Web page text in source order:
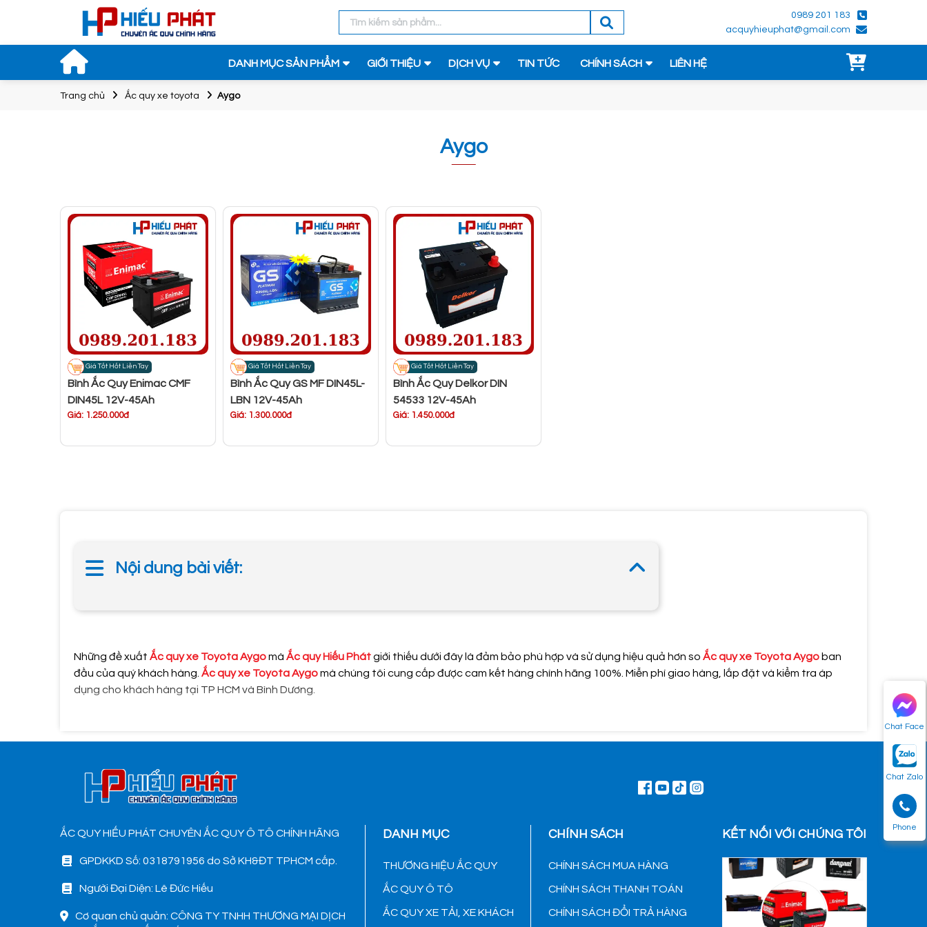
0989 201 183
acquyhieuphat@gmail.com
DANH MỤC SẢN PHẨM GIỚI THIỆU DỊCH VỤ TIN TỨC CHÍNH SÁCH LIÊN HỆ
Chat Face
Chat Zalo
Phone
Trang chủ Ắc quy xe toyota Aygo
Aygo
Giá Tốt Hốt Liền Tay
Bình Ắc Quy Enimac CMF
DIN45L 12V-45Ah
Giá: 1.250.000đ
Giá Tốt Hốt Liền Tay
Bình Ắc Quy GS MF DIN45L-
LBN 12V-45Ah
Giá: 1.300.000đ
Giá Tốt Hốt Liền Tay
Bình Ắc Quy Delkor DIN
54533 12V-45Ah
Giá: 1.450.000đ
Nội dung bài viết:
Những đề xuất Ắc quy xe Toyota Aygomà Ắc quy Hiếu Phátgiới thiếu dưới đây là đảm bảo phù hợp và sử dụng hiệu quả hơn so Ắc quy xe Toyota Aygo ban
đầu của quý khách hàng. Ắc quy xe Toyota Aygomà chúng tôi cung cấp được cam kết hàng chính hãng 100%. Miễn phí giao hàng, lắp đặt và kiểm tra áp
dụng cho khách hàng tại TP HCM và Bình Dương.
ẮC QUY HIẾU PHÁT CHUYÊN ẮC QUY Ô TÔ CHÍNH HÃNG
GPDKKD Số: 0318791956 do Sở KH&ĐT TPHCM cấp.
Người Đại Diện: Lê Đức Hiếu
Cơ quan chủ quản: CÔNG TY TNHH THƯƠNG MẠI DỊCH
DANH MỤC
THƯƠNG HIỆU ẮC QUY
ẮC QUY Ô TÔ
ẮC QUY XE TẢI, XE KHÁCH
CHÍNH SÁCH
CHÍNH SÁCH MUA HÀNG
CHÍNH SÁCH THANH TOÁN
CHÍNH SÁCH ĐỔI TRẢ HÀNG
KẾT NỐI VỚI CHÚNG TÔI